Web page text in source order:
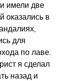
имели две
оказались в
для
по лаве.
я сделал
назад и